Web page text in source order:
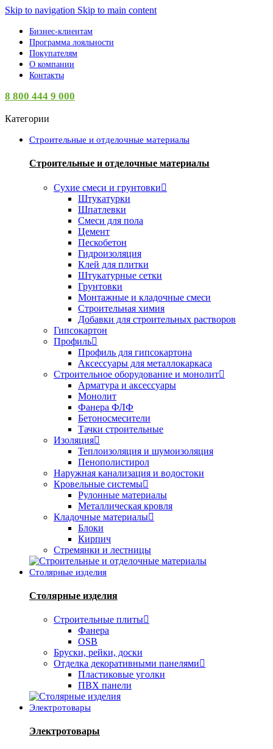
Skip to navigation Skip to main content
Бизнес-клиентам
Программа лояльности
Покупателям
О компании
Контакты
8 800 444 9 000
Категории
Строительные и отделочные материалы
Строительные и отделочные материалы
Сухие смеси и грунтовки
Штукатурки
Шпатлевки
Смеси для пола
Цемент
Пескобетон
Гидроизоляция
Клей для плитки
Штукатурные сетки
Грунтовки
Монтажные и кладочные смеси
Строительная химия
Добавки для строительных растворов
Гипсокартон
Профиль
Профиль для гипсокартона
Аксессуары для металлокаркаса
Строительное оборудование и монолит
Арматура и аксессуары
Монолит
Фанера ФЛФ
Бетоносмесители
Тачки строительные
Изоляция
Теплоизоляция и шумоизоляция
Пенополистирол
Наружная канализация и водостоки
Кровельные системы
Рулонные материалы
Металлическая кровля
Кладочные материалы
Блоки
Кирпич
Стремянки и лестницы
Столярные изделия
Столярные изделия
Строительные плиты
Фанера
OSB
Бруски, рейки, доски
Отделка декоративными панелями
Пластиковые уголки
ПВХ панели
Электротовары
Электротовары